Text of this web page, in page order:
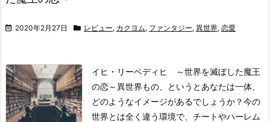
2020年2月27日 レビュー, カクヨム, ファンタジー, 異世界, 恋愛
イヒ・リーベディヒ ～世界を滅ぼした魔王
の恋～異世界もの、というとあなたは一体、
どのようなイメージがあるでしょうか？今の
世界とは全く違う環境で、チートやハーレム